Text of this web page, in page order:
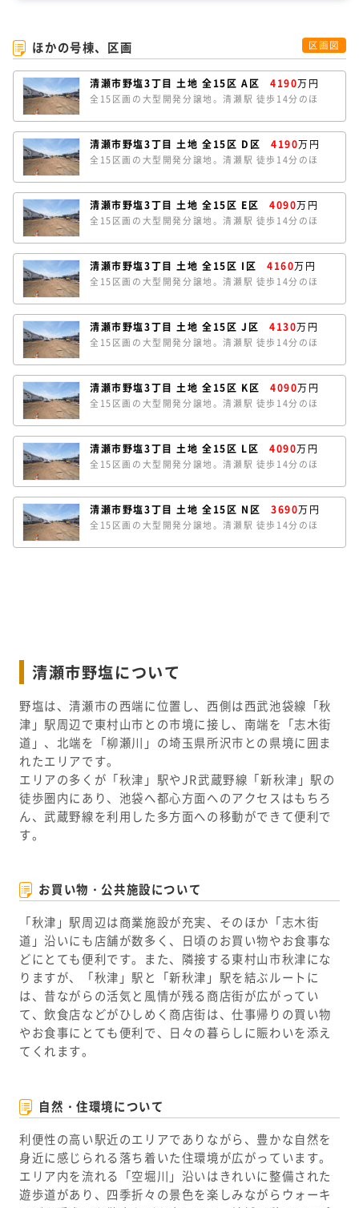
ほかの号棟、区画 区画図
清瀬市野塩3丁目 土地 全15区 A区 4190万円
全15区画の大型開発分譲地。清瀬駅 徒歩14分のほ
どの区画が南道路で陽当たり良好です。A区は、約
40.1坪のゆとりある敷地。南北の両面道路で開放感が
あります。条件なしの売地のため、お好きなハウスメ
ーカーで建築していただけます。
清瀬市野塩3丁目 土地 全15区 D区 4190万円
全15区画の大型開発分譲地。清瀬駅 徒歩14分のほ
どの区画が南道路で陽当たり良好です。A区は、約
40.0坪のゆとりある敷地。南北の両面道路で開放感が
あります。条件なしの売地のため、お好きなハウスメ
ーカーで建築していただけます。
清瀬市野塩3丁目 土地 全15区 E区 4090万円
全15区画の大型開発分譲地。清瀬駅 徒歩14分のほ
どの区画が南道路で陽当たり良好です。E区は、約
39.0坪のゆとりある敷地。南北の両面道路で開放感が
あります。条件なしの売地のため、お好きなハウスメ
ーカーで建築していただけます。
清瀬市野塩3丁目 土地 全15区 I区 4160万円
全15区画の大型開発分譲地。清瀬駅 徒歩14分のほ
どの区画が南道路で陽当たり良好です。I区は、約
39.7坪のゆとりある敷地。南北の両面道路で開放感が
あります。条件なしの売地のため、お好きなハウスメ
ーカーで建築していただけます。
清瀬市野塩3丁目 土地 全15区 J区 4130万円
全15区画の大型開発分譲地。清瀬駅 徒歩14分のほ
どの区画が南道路で陽当たり良好です。I区は、約
39.3坪のゆとりある敷地。南北の両面道路で開放感が
あります。条件なしの売地のため、お好きなハウスメ
ーカーで建築していただけます。
清瀬市野塩3丁目 土地 全15区 K区 4090万円
全15区画の大型開発分譲地。清瀬駅 徒歩14分のほ
どの区画が南道路で陽当たり良好です。K区は、約
39.0坪のゆとりある敷地。南北の両面道路で開放感が
あります。条件なしの売地のため、お好きなハウスメ
ーカーで建築していただけます。
清瀬市野塩3丁目 土地 全15区 L区 4090万円
全15区画の大型開発分譲地。清瀬駅 徒歩14分のほ
どの区画が南道路で陽当たり良好です。L区は、約
39.1坪のゆとりある敷地。南北の両面道路で開放感が
あります。条件なしの売地のため、お好きなハウスメ
ーカーで建築していただけます。
清瀬市野塩3丁目 土地 全15区 N区 3690万円
全15区画の大型開発分譲地。清瀬駅 徒歩14分のほ
は、東道路のほか北側通路のため、角地のような開放
清瀬市野塩について
野塩は、清瀬市の西端に位置し、西側は西武池袋線「秋
津」駅周辺で東村山市との市境に接し、南端を「志木街
道」、北端を「柳瀬川」の埼玉県所沢市との県境に囲ま
れたエリアです。
エリアの多くが「秋津」駅やJR武蔵野線「新秋津」駅の
徒歩圏内にあり、池袋へ都心方面へのアクセスはもちろ
ん、武蔵野線を利用した多方面への移動ができて便利で
す。
お買い物・公共施設について
「秋津」駅周辺は商業施設が充実、そのほか「志木街
道」沿いにも店舗が数多く、日頃のお買い物やお食事な
どにとても便利です。また、隣接する東村山市秋津にな
りますが、「秋津」駅と「新秋津」駅を結ぶルートに
は、昔ながらの活気と風情が残る商店街が広がってい
て、飲食店などがひしめく商店街は、仕事帰りの買い物
やお食事にとても便利で、日々の暮らしに賑わいを添え
てくれます。
自然・住環境について
利便性の高い駅近のエリアでありながら、豊かな自然を
身近に感じられる落ち着いた住環境が広がっています。
エリア内を流れる「空堀川」沿いはきれいに整備された
遊歩道があり、四季折々の景色を楽しみながらウォーキ